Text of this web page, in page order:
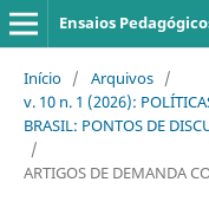
Ensaios
Início / Arquivos /
v. 10 n. 1 (2026):
BRASIL: PONTOS DE
/
ARTIGOS DE DEMANDA